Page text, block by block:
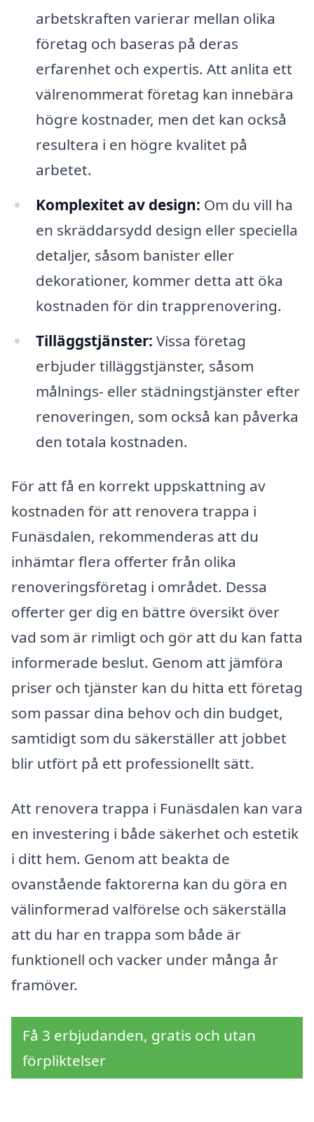
arbetskraften varierar mellan olika
företag och baseras på deras
erfarenhet och expertis. Att anlita ett
välrenommerat företag kan innebära
högre kostnader, men det kan också
resultera i en högre kvalitet på
arbetet.
Komplexitet av design: Om du vill ha
en skräddarsydd design eller speciella
detaljer, såsom banister eller
dekorationer, kommer detta att öka
kostnaden för din trapprenovering.
Tilläggstjänster: Vissa företag
erbjuder tilläggstjänster, såsom
målnings- eller städningstjänster efter
renoveringen, som också kan påverka
den totala kostnaden.
För att få en korrekt uppskattning av
kostnaden för att renovera trappa i
Funäsdalen, rekommenderas att du
inhämtar flera offerter från olika
renoveringsföretag i området. Dessa
offerter ger dig en bättre översikt över
vad som är rimligt och gör att du kan fatta
informerade beslut. Genom att jämföra
priser och tjänster kan du hitta ett företag
som passar dina behov och din budget,
samtidigt som du säkerställer att jobbet
blir utfört på ett professionellt sätt.
Att renovera trappa i Funäsdalen kan vara
en investering i både säkerhet och estetik
i ditt hem. Genom att beakta de
ovanstående faktorerna kan du göra en
välinformerad valförelse och säkerställa
att du har en trappa som både är
funktionell och vacker under många år
framöver.
Få 3 erbjudanden, gratis och utan
förpliktelser